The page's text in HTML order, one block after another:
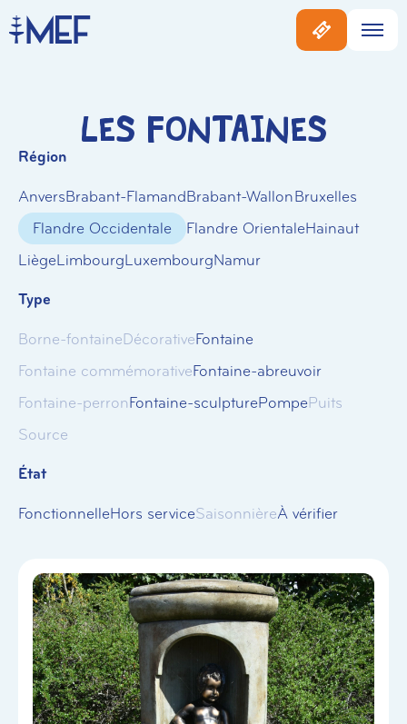
Les Fontaines
Région
AnversBrabant-FlamandBrabant-WallonBruxelles
Flandre Occidentale
Flandre OrientaleHainaut
LiègeLimbourgLuxembourgNamur
Type
Borne-fontaineDécorativeFontaine
Fontaine commémorativeFontaine-abreuvoir
Fontaine-perronFontaine-sculpturePompePuits
Source
État
FonctionnelleHors serviceSaisonnièreÀ vérifier